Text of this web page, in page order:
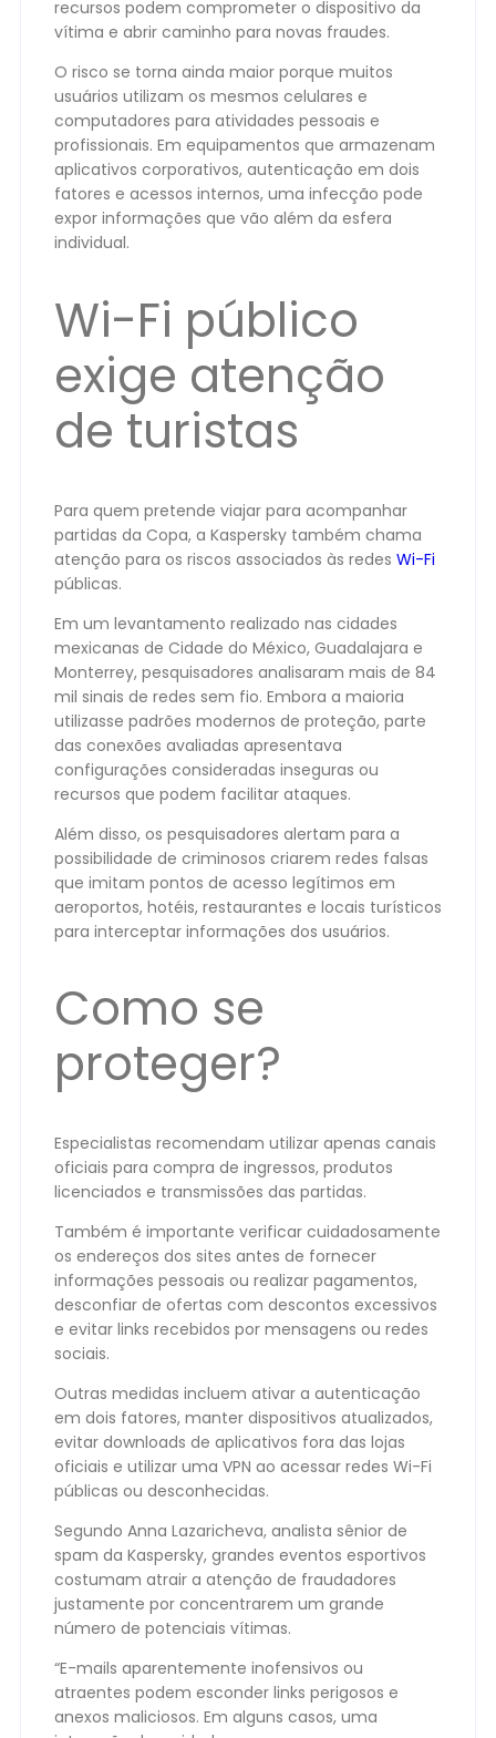
recursos podem comprometer o dispositivo da
vítima e abrir caminho para novas fraudes.
O risco se torna ainda maior porque muitos
usuários utilizam os mesmos celulares e
computadores para atividades pessoais e
profissionais. Em equipamentos que armazenam
aplicativos corporativos, autenticação em dois
fatores e acessos internos, uma infecção pode
expor informações que vão além da esfera
individual.
Wi-Fi público
exige atenção
de turistas
Para quem pretende viajar para acompanhar
partidas da Copa, a Kaspersky também chama
atenção para os riscos associados às redes Wi-Fi
públicas.
Em um levantamento realizado nas cidades
mexicanas de Cidade do México, Guadalajara e
Monterrey, pesquisadores analisaram mais de 84
mil sinais de redes sem fio. Embora a maioria
utilizasse padrões modernos de proteção, parte
das conexões avaliadas apresentava
configurações consideradas inseguras ou
recursos que podem facilitar ataques.
Além disso, os pesquisadores alertam para a
possibilidade de criminosos criarem redes falsas
que imitam pontos de acesso legítimos em
aeroportos, hotéis, restaurantes e locais turísticos
para interceptar informações dos usuários.
Como se
proteger?
Especialistas recomendam utilizar apenas canais
oficiais para compra de ingressos, produtos
licenciados e transmissões das partidas.
Também é importante verificar cuidadosamente
os endereços dos sites antes de fornecer
informações pessoais ou realizar pagamentos,
desconfiar de ofertas com descontos excessivos
e evitar links recebidos por mensagens ou redes
sociais.
Outras medidas incluem ativar a autenticação
em dois fatores, manter dispositivos atualizados,
evitar downloads de aplicativos fora das lojas
oficiais e utilizar uma VPN ao acessar redes Wi-Fi
públicas ou desconhecidas.
Segundo Anna Lazaricheva, analista sênior de
spam da Kaspersky, grandes eventos esportivos
costumam atrair a atenção de fraudadores
justamente por concentrarem um grande
número de potenciais vítimas.
“E-mails aparentemente inofensivos ou
atraentes podem esconder links perigosos e
anexos maliciosos. Em alguns casos, uma